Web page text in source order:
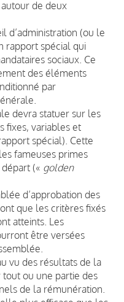
de deux
d’administration (ou le
rapport spécial qui
sociaux. Ce
des éléments
par
devra statuer sur les
fixes, variables et
spécial). Cette
fameuses primes
(« golden
d’approbation des
que les critères fixés
atteints. Les
être versées
vu des résultats de la
ou une partie des
de la rémunération.